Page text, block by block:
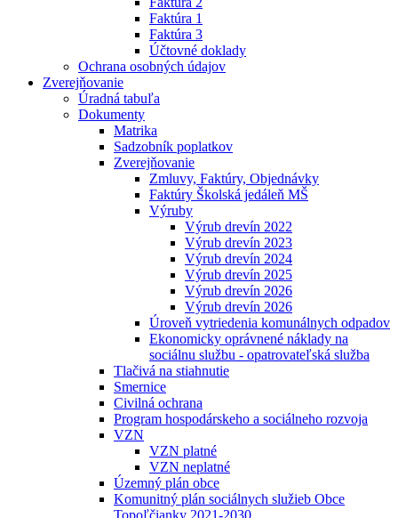
Faktúra 1
Faktúra 3
Účtovné doklady
Ochrana osobných údajov
Zverejňovanie
Úradná tabuľa
Dokumenty
Matrika
Sadzobník poplatkov
Zverejňovanie
Zmluvy, Faktúry, Objednávky
Faktúry Školská jedáleň MŠ
Výruby
Výrub drevín 2022
Výrub drevín 2023
Výrub drevín 2024
Výrub drevín 2025
Výrub drevín 2026
Výrub drevín 2026
Úroveň vytriedenia komunálnych odpadov
Ekonomicky oprávnené náklady na
sociálnu službu - opatrovateľská služba
Tlačivá na stiahnutie
Smernice
Civilná ochrana
Program hospodárskeho a sociálneho rozvoja
VZN
VZN platné
VZN neplatné
Územný plán obce
Komunitný plán sociálnych služieb Obce
Topoľčianky 2021-2030